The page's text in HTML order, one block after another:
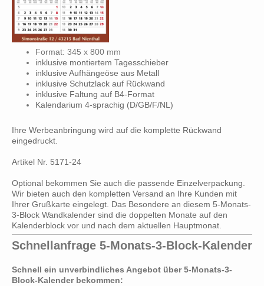
Format: 345 x 800 mm
inklusive montiertem Tagesschieber
inklusive Aufhängeöse aus Metall
inklusive Schutzlack auf Rückwand
inklusive Faltung auf B4-Format
Kalendarium 4-sprachig (D/GB/F/NL)
Ihre Werbeanbringung wird auf die komplette Rückwand
eingedruckt.
Artikel Nr. 5171-24
Optional bekommen Sie auch die passende Einzelverpackung.
Wir bieten auch den kompletten Versand an Ihre Kunden mit
Ihrer Grußkarte eingelegt. Das Besondere an diesem 5-Monats-
3-Block Wandkalender sind die doppelten Monate auf den
Kalenderblock vor und nach dem aktuellen Hauptmonat.
Schnellanfrage 5-Monats-3-Block-Kalender
Schnell ein unverbindliches Angebot über 5-Monats-3-
Block-Kalender bekommen: